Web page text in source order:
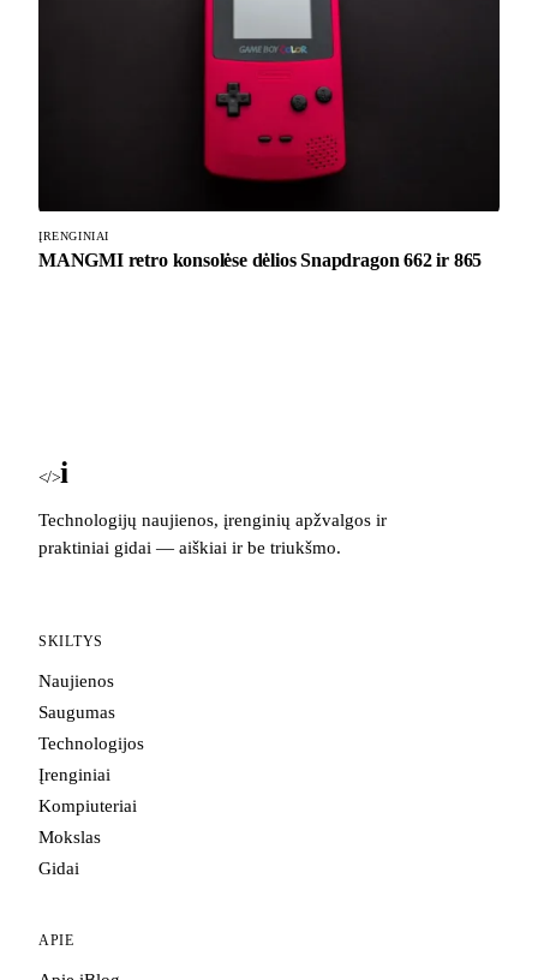
ĮRENGINIAI
MANGMI retro konsolėse dėlios Snapdragon 662 ir 865
</>i
Technologijų naujienos, įrenginių apžvalgos ir
praktiniai gidai — aiškiai ir be triukšmo.
SKILTYS
Naujienos
Saugumas
Technologijos
Įrenginiai
Kompiuteriai
Mokslas
Gidai
APIE